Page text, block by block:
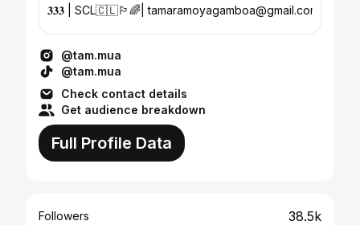
𝟑𝟑𝟑 | SCL🇨🇱🏳️‍🌈| tamaramoyagamboa@gmail.com
@tam.mua
@tam.mua
Check contact details
Get audience breakdown
Full Profile Data
Followers 38.5k